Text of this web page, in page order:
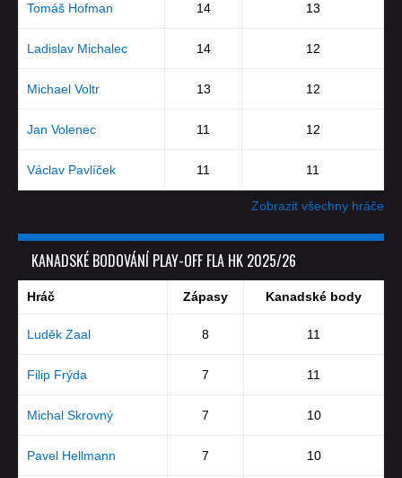
Tomáš Hofman 14 13
Ladislav Michalec 14 12
Michael Voltr 13 12
Jan Volenec 11 12
Václav Pavlíček 11 11
Zobrazit všechny hráče
KANADSKÉ BODOVÁNÍ PLAY-OFF FLA HK 2025/26
Hráč Zápasy Kanadské body
Luděk Zaal 8 11
Filip Frýda 7 11
Michal Skrovný 7 10
Pavel Hellmann 7 10